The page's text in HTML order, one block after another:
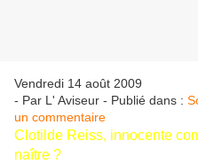
Vendredi 14 août 2009
- Par L' Aviseur - Publié dans :
un commentaire
Clotilde Reiss, innocente
naître ?